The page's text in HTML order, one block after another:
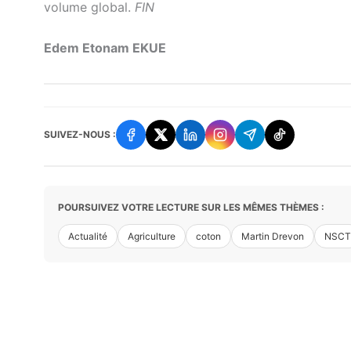
volume global. FIN
Edem Etonam EKUE
SUIVEZ-NOUS :
POURSUIVEZ VOTRE LECTURE SUR LES MÊMES THÈMES :
Actualité Agriculture coton Martin Drevon NSCT